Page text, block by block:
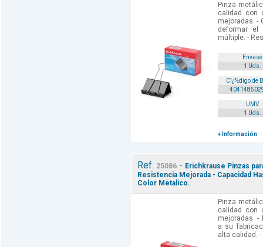
Pinza
calidad con
mejoradas. -
deformar el
múltiple. -
Envase
1 Uds.
Cï¿½digo de
UMV
1 Uds.
+ Información
Ref. 25086- Erichkrause Pinzas
Resistencia Mejorada - Capacidad
Color Metalico.
Pinza
calidad con
mejoradas. -
a su
alta calidad. -